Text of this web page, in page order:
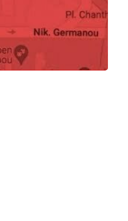
Βάζο Creek CG211
260